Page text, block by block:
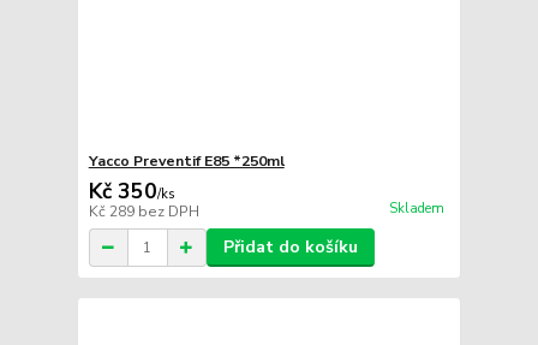
Yacco Preventif E85 *250ml
Kč 350/ks
Kč 289 bez DPH Skladem
Přidat do košíku